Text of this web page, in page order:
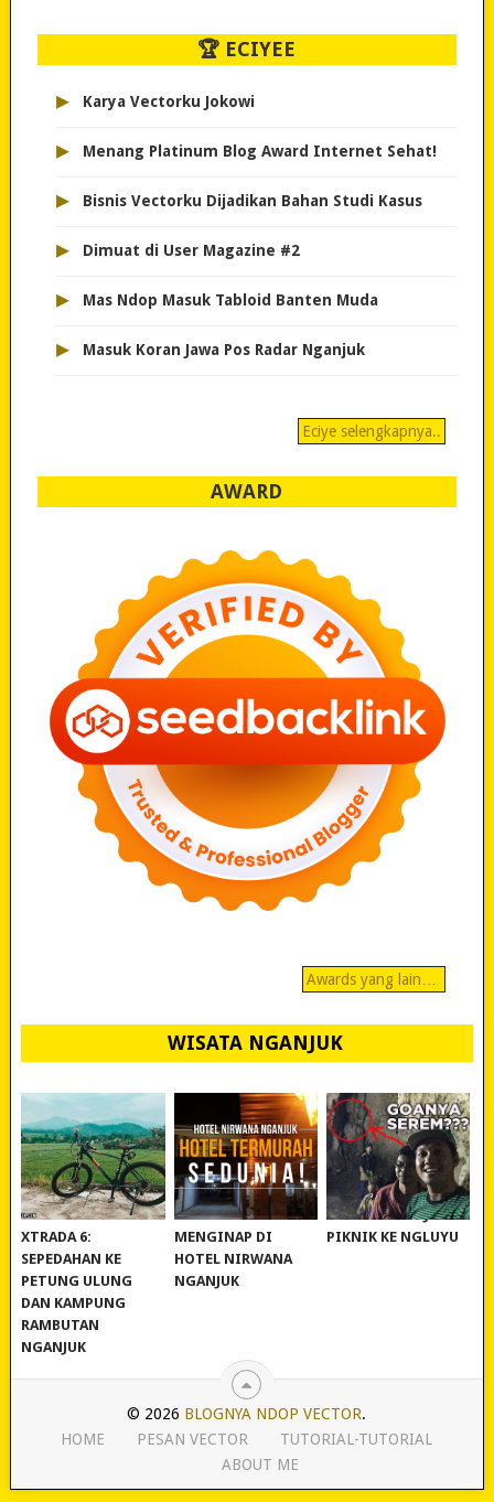
🏆 ECIYEE
▸ Karya Vectorku Jokowi
▸ Menang Platinum Blog Award Internet Sehat!
▸ Bisnis Vectorku Dijadikan Bahan Studi Kasus
▸ Dimuat di User Magazine #2
▸ Mas Ndop Masuk Tabloid Banten Muda
▸ Masuk Koran Jawa Pos Radar Nganjuk
Eciye selengkapnya..
AWARD
Awards yang lain…
WISATA NGANJUK
REVIEW POLYGON
XTRADA 6:
SEPEDAHAN KE
PETUNG ULUNG
DAN KAMPUNG
RAMBUTAN
NGANJUK
MURAH BANGET!
MENGINAP DI
HOTEL NIRWANA
NGANJUK
WISATA NGANJUK:
PIKNIK KE NGLUYU
© 2026 BLOGNYA NDOP VECTOR.
HOME
PESAN VECTOR
TUTORIAL-TUTORIAL
ABOUT ME